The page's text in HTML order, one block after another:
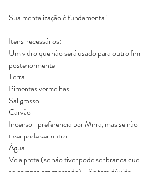
Sua mentalização é fundamental!
Itens necessários:
Um vidro que não será usado para outro fim
posteriormente
Terra
Pimentas vermelhas
Sal grosso
Carvão
Incenso -preferencia por Mirra, mas se não
tiver pode ser outro
Água
Vela preta (se não tiver pode ser branca que